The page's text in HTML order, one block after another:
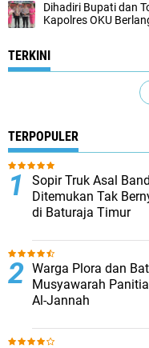
Dihadiri Bupati dan
Kapolres OKU
TERKINI
TERPOPULER
Sopir Truk Asal
Ditemukan Tak
di Baturaja Timur
Warga Plora dan
Musyawarah
Al-Jannah